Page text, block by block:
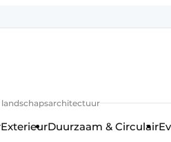
ExterieurDuurzaam & Circulair